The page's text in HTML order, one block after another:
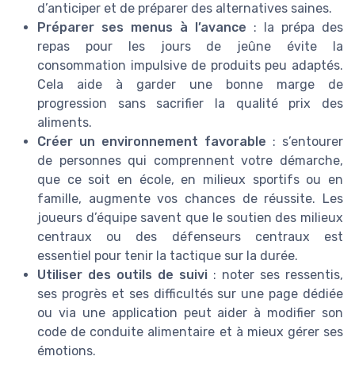
d’anticiper et de préparer des alternatives saines.
Préparer ses menus à l’avance : la prépa des
repas pour les jours de jeûne évite la
consommation impulsive de produits peu adaptés.
Cela aide à garder une bonne marge de
progression sans sacrifier la qualité prix des
aliments.
Créer un environnement favorable : s’entourer
de personnes qui comprennent votre démarche,
que ce soit en école, en milieux sportifs ou en
famille, augmente vos chances de réussite. Les
joueurs d’équipe savent que le soutien des milieux
centraux ou des défenseurs centraux est
essentiel pour tenir la tactique sur la durée.
Utiliser des outils de suivi : noter ses ressentis,
ses progrès et ses difficultés sur une page dédiée
ou via une application peut aider à modifier son
code de conduite alimentaire et à mieux gérer ses
émotions.